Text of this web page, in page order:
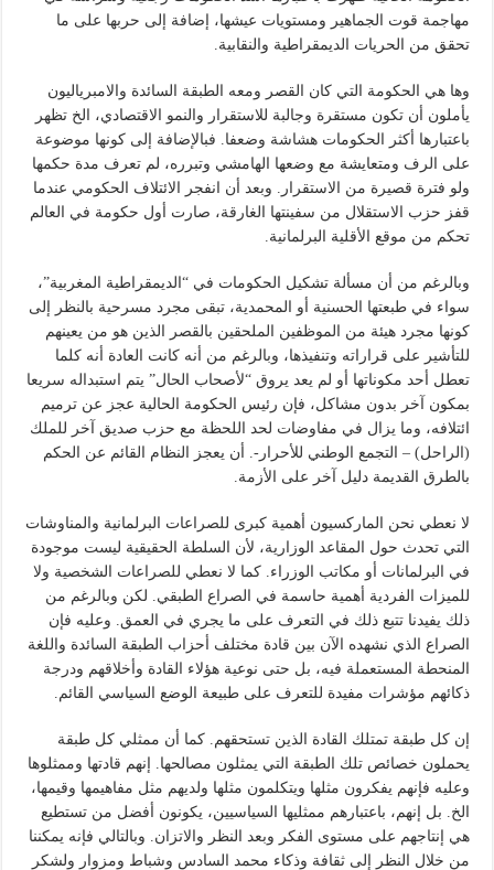
مهاجمة قوت الجماهير ومستويات عيشها، إضافة إلى حربها على ما
تحقق من الحريات الديمقراطية والنقابية.
وها هي الحكومة التي كان القصر ومعه الطبقة السائدة والامبرياليون
يأملون أن تكون مستقرة وجالبة للاستقرار والنمو الاقتصادي، الخ تظهر
باعتبارها أكثر الحكومات هشاشة وضعفا. فبالإضافة إلى كونها موضوعة
على الرف ومتعايشة مع وضعها الهامشي وتبرره، لم تعرف مدة حكمها
ولو فترة قصيرة من الاستقرار. وبعد أن انفجر الائتلاف الحكومي عندما
قفز حزب الاستقلال من سفينتها الغارقة، صارت أول حكومة في العالم
تحكم من موقع الأقلية البرلمانية.
وبالرغم من أن مسألة تشكيل الحكومات في “الديمقراطية المغربية”،
سواء في طبعتها الحسنية أو المحمدية، تبقى مجرد مسرحية بالنظر إلى
كونها مجرد هيئة من الموظفين الملحقين بالقصر الذين هو من يعينهم
للتأشير على قراراته وتنفيذها، وبالرغم من أنه كانت العادة أنه كلما
تعطل أحد مكوناتها أو لم يعد يروق “لأصحاب الحال” يتم استبداله سريعا
بمكون آخر بدون مشاكل، فإن رئيس الحكومة الحالية عجز عن ترميم
ائتلافه، وما يزال في مفاوضات لحد اللحظة مع حزب صديق آخر للملك
(الراحل) – التجمع الوطني للأحرار-. أن يعجز النظام القائم عن الحكم
بالطرق القديمة دليل آخر على الأزمة.
لا نعطي نحن الماركسيون أهمية كبرى للصراعات البرلمانية والمناوشات
التي تحدث حول المقاعد الوزارية، لأن السلطة الحقيقية ليست موجودة
في البرلمانات أو مكاتب الوزراء. كما لا نعطي للصراعات الشخصية ولا
للميزات الفردية أهمية حاسمة في الصراع الطبقي. لكن وبالرغم من
ذلك يفيدنا تتبع ذلك في التعرف على ما يجري في العمق. وعليه فإن
الصراع الذي نشهده الآن بين قادة مختلف أحزاب الطبقة السائدة واللغة
المنحطة المستعملة فيه، بل حتى نوعية هؤلاء القادة وأخلاقهم ودرجة
ذكائهم مؤشرات مفيدة للتعرف على طبيعة الوضع السياسي القائم.
إن كل طبقة تمتلك القادة الذين تستحقهم. كما أن ممثلي كل طبقة
يحملون خصائص تلك الطبقة التي يمثلون مصالحها. إنهم قادتها وممثلوها
وعليه فإنهم يفكرون مثلها ويتكلمون مثلها ولديهم مثل مفاهيمها وقيمها،
الخ. بل إنهم، باعتبارهم ممثليها السياسيين، يكونون أفضل من تستطيع
هي إنتاجهم على مستوى الفكر وبعد النظر والاتزان. وبالتالي فإنه يمكننا
من خلال النظر إلى ثقافة وذكاء محمد السادس وشباط ومزوار ولشكر